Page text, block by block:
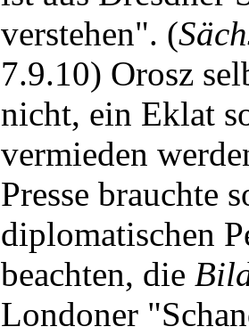
verstehen". (
7.9.10) Orosz
nicht, ein Eklat
vermieden
Presse brauchte
diplomatischen
beachten, die
Londoner